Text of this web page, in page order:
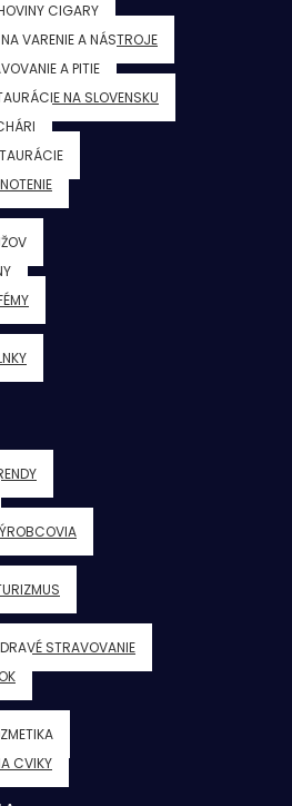
CIGARY
VARENIE A NÁSTROJE
A PITIE
NA SLOVENSKU
STRAVOVANIE
CVIKY